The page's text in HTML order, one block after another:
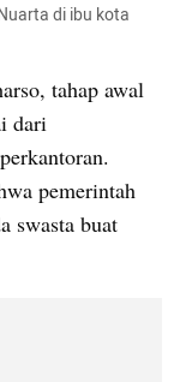
di ibu kota
tahap awal
dari
pemerintah
swasta buat